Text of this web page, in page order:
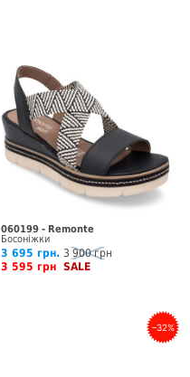
060199 - Remonte
Босоніжки
3 695 грн. 3 900 грн
3 595 грн SALE
–32%